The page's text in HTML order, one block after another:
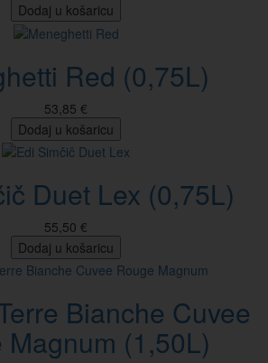
Dodaj u košaricu
Red (0,75L)
53,85 €
Dodaj u košaricu
Duet Lex (0,75L)
55,50 €
Dodaj u košaricu
Bianche Cuvee
Magnum (1,50L)